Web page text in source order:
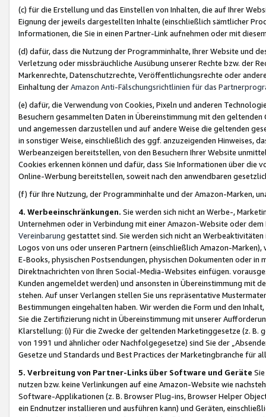
(c) für die Erstellung und das Einstellen von Inhalten, die auf Ihrer
Eignung der jeweils dargestellten Inhalte (einschließlich sämtlicher
Informationen, die Sie in einen Partner-Link aufnehmen oder mit
(d) dafür, dass die Nutzung der Programminhalte, Ihrer Website und
Verletzung oder missbräuchliche Ausübung unserer Rechte bzw. der
Markenrechte, Datenschutzrechte, Veröffentlichungsrechte oder
Einhaltung derAmazon Anti-Fälschungsrichtlinien für das
(e) dafür, die Verwendung von Cookies, Pixeln und anderen
Besuchern gesammelten Daten in Übereinstimmung mit den
und angemessen darzustellen und auf andere Weise die geltenden
in sonstiger Weise, einschließlich des ggf. anzuzeigenden Hinweises,
Werbeanzeigen bereitstellen, von den Besuchern Ihrer Website
Cookies erkennen können und dafür, dass Sie Informationen über die
Online-Werbung bereitstellen, soweit nach den anwendbaren
(f) für Ihre Nutzung, der Programminhalte und der Amazon-Marken,
4. Werbeeinschränkungen. Sie werden sich nicht an Werbe-,
Unternehmen oder in Verbindung mit einer Amazon-Website oder
Vereinbarung gestattet sind. Sie werden sich nicht an
Logos von uns oder unseren Partnern (einschließlich Amazon-
E-Books, physischen Postsendungen, physischen Dokumenten oder in
Direktnachrichten von Ihren Social-Media-Websites einfügen.
Kunden angemeldet werden) und ansonsten in Übereinstimmung mit
stehen. Auf unser Verlangen stellen Sie uns repräsentative
Bestimmungen eingehalten haben. Wir werden die Form und den
Sie die Zertifizierung nicht in Übereinstimmung mit unserer
Klarstellung: (i) Für die Zwecke der geltenden Marketinggesetze (z. B.
von 1991 und ähnlicher oder Nachfolgegesetze) sind Sie der
Gesetze und Standards und Best Practices der Marketingbranche für
5. Verbreitung von Partner-Links über Software und Geräte
nutzen bzw. keine Verlinkungen auf eine Amazon-Website wie
Software-Applikationen (z. B. Browser Plug-ins, Browser Helper
ein Endnutzer installieren und ausführen kann) und Geräten,